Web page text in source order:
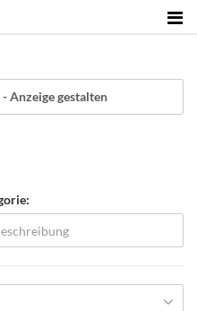
-Anzeige gestalten